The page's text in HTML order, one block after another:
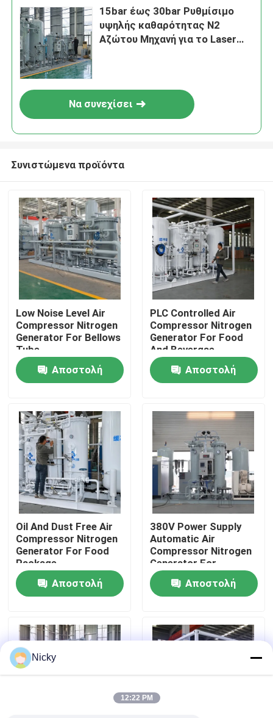
Σπίτι
Σχετικά με εμάς
Επισκεψή εργοστασίου
Επικοινωνήστε μαζί μας
Ειδήσεις
Ζητήστε μια προσφορά
Παραγωγοί αζώτου PSA
15bar έως 30bar Ρυθμίσιμο
υψηλής καθαρότητας N2
Αζώτου Μηχανή για το Laser
Να συνεχίσει
Συνιστώμενα προϊόντα
Low Noise Level Air
Compressor Nitrogen
Generator For Bellows
Tube
Αποστολή
PLC Controlled Air
Compressor Nitrogen
Generator For Food
And Bevergae
Αποστολή
Oil And Dust Free Air
Compressor Nitrogen
Generator For Food
Package
Αποστολή
380V Power Supply
Automatic Air
Compressor Nitrogen
Generator For
Beverage Filling
Αποστολή
Nicky
12:22 PM